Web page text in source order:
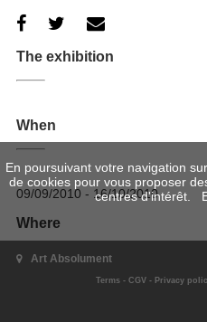
The exhibition
When
09/09/2010 - 16/10/2010
Where
Art Absolument
Terms- CGV- Privacy
En poursuivant votre navigation
de cookies pour vous proposer
centres d'intérêt.